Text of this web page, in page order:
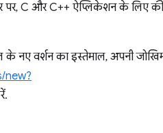
पर, C और C++ ऐप्लिकेशन के लिए
नए वर्शन का इस्तेमाल, अपनी जोखिम
new?